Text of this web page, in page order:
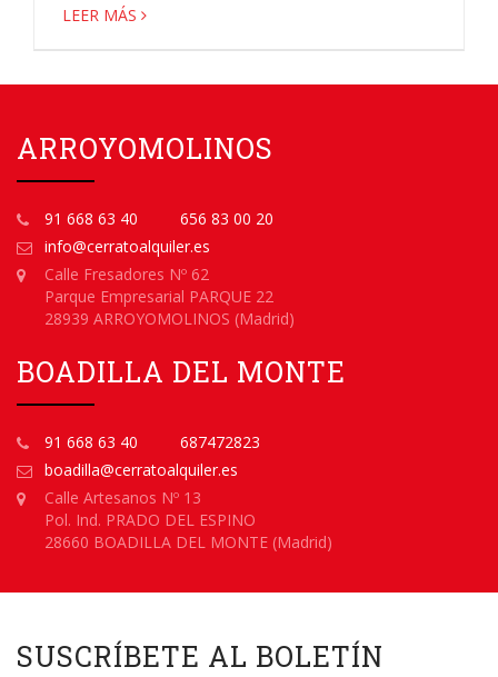
LEER MÁS
ARROYOMOLINOS
91 668 63 40
656 83 00 20
info@cerratoalquiler.es
Calle Fresadores Nº 62
Parque Empresarial PARQUE 22
28939 ARROYOMOLINOS (Madrid)
BOADILLA DEL MONTE
91 668 63 40
687472823
boadilla@cerratoalquiler.es
Calle Artesanos Nº 13
Pol. Ind. PRADO DEL ESPINO
28660 BOADILLA DEL MONTE (Madrid)
SUSCRÍBETE AL BOLETÍN